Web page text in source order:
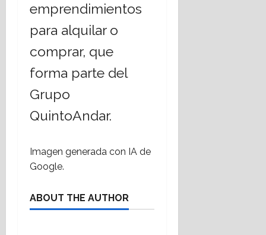
emprendimientos
para alquilar o
comprar, que
forma parte del
Grupo
QuintoAndar.
Imagen generada con IA de
Google.
ABOUT THE AUTHOR